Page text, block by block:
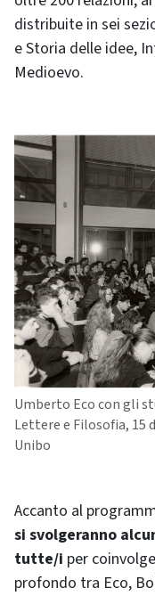
distribuite in sei
e Storia delle idee,
Medioevo.
Umberto Eco con gli
Lettere e Filosofia, 15
Unibo
Accanto al
si svolgeranno
tutte/i per
profondo tra Eco,